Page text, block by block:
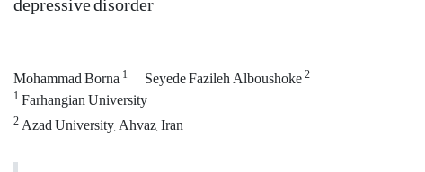
Mohammad Borna1 Seyede Fazileh Alboushoke2
1Farhangian University
2Azad University, Ahvaz, Iran